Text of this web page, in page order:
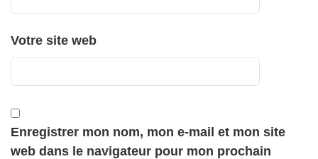
Votre site web
Enregistrer mon nom, mon e-mail et mon site
web dans le navigateur pour mon prochain